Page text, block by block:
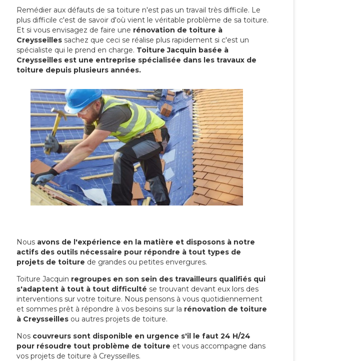
Remédier aux défauts de sa toiture n'est pas un travail très difficile. Le
plus difficile c'est de savoir d'où vient le véritable problème de sa toiture.
Et si vous envisagez de faire une rénovation de toiture à
Creysseilles sachez que ceci se réalise plus rapidement si c'est un
spécialiste qui le prend en charge. Toiture Jacquin basée à
Creysseilles est une entreprise spécialisée dans les travaux de
toiture depuis plusieurs années.
Nous avons de l'expérience en la matière et disposons à notre
actifs des outils nécessaire pour répondre à tout types de
projets de toiture de grandes ou petites envergures.
Toiture Jacquin regroupes en son sein des travailleurs qualifiés qui
s'adaptent à tout à tout difficulté se trouvant devant eux lors des
interventions sur votre toiture. Nous pensons à vous quotidiennement
et sommes prêt à répondre à vos besoins sur la rénovation de toiture
à Creysseilles ou autres projets de toiture.
Nos couvreurs sont disponible en urgence s'il le faut 24 H/24
pour résoudre tout problème de toiture et vous accompagne dans
vos projets de toiture à Creysseilles.